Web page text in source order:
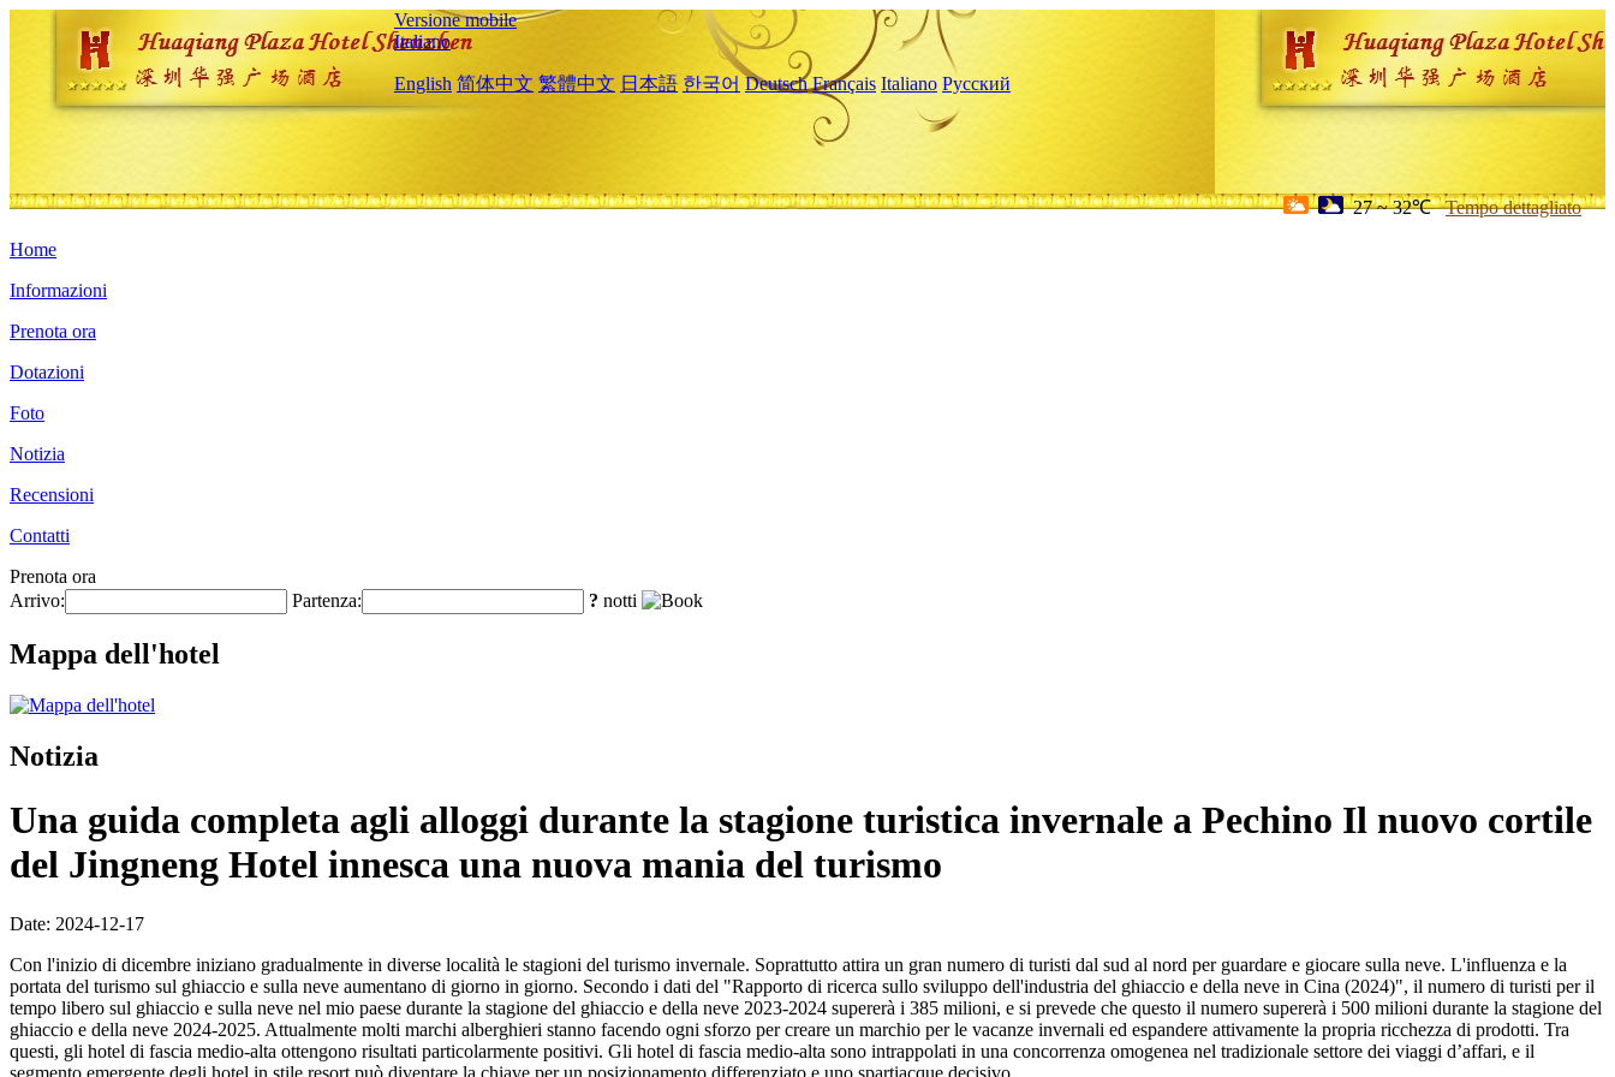
Versione mobile
Italiano
English 简体中文 繁體中文 日本語 한국어 Deutsch Français Italiano Русский
27 ~ 32℃ Tempo dettagliato
Home
Informazioni
Prenota ora
Dotazioni
Foto
Notizia
Recensioni
Contatti
Prenota ora
Arrivo:
Partenza: ? notti
Mappa dell'hotel
Notizia
Una guida completa agli alloggi durante la stagione turistica invernale a Pechino Il nuovo cortile
del Jingneng Hotel innesca una nuova mania del turismo
Date: 2024-12-17
Con l'inizio di dicembre iniziano gradualmente in diverse località le stagioni del turismo invernale. Soprattutto attira un gran numero di turisti dal sud al nord per guardare e giocare sulla neve. L'influenza e la
portata del turismo sul ghiaccio e sulla neve aumentano di giorno in giorno. Secondo i dati del "Rapporto di ricerca sullo sviluppo dell'industria del ghiaccio e della neve in Cina (2024)", il numero di turisti per il
tempo libero sul ghiaccio e sulla neve nel mio paese durante la stagione del ghiaccio e della neve 2023-2024 supererà i 385 milioni, e si prevede che questo il numero supererà i 500 milioni durante la stagione del
ghiaccio e della neve 2024-2025. Attualmente molti marchi alberghieri stanno facendo ogni sforzo per creare un marchio per le vacanze invernali ed espandere attivamente la propria ricchezza di prodotti. Tra
questi, gli hotel di fascia medio-alta ottengono risultati particolarmente positivi. Gli hotel di fascia medio-alta sono intrappolati in una concorrenza omogenea nel tradizionale settore dei viaggi d’affari, e il
segmento emergente degli hotel in stile resort può diventare la chiave per un posizionamento differenziato e uno spartiacque decisivo.